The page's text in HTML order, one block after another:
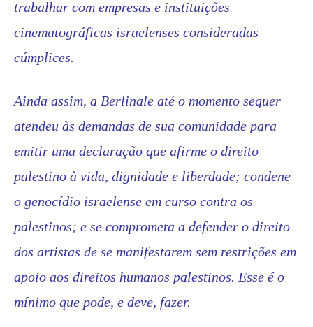
trabalhar com empresas e instituições
cinematográficas israelenses consideradas
cúmplices.
Ainda assim, a Berlinale até o momento sequer
atendeu às demandas de sua comunidade para
emitir uma declaração que afirme o direito
palestino à vida, dignidade e liberdade; condene
o genocídio israelense em curso contra os
palestinos; e se comprometa a defender o direito
dos artistas de se manifestarem sem restrições em
apoio aos direitos humanos palestinos. Esse é o
mínimo que pode, e deve, fazer.